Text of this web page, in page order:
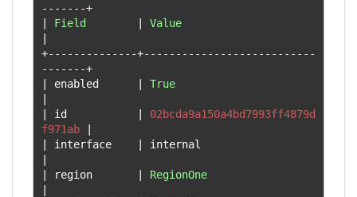
-------+
|
Field |
Value
|
+--------------+---------------------------
-------+
|
enabled |
True
|
|
id |
02bcda9a150a4bd7993ff4879d
f971ab
|
|
interface |
|
|
region |
RegionOne
|